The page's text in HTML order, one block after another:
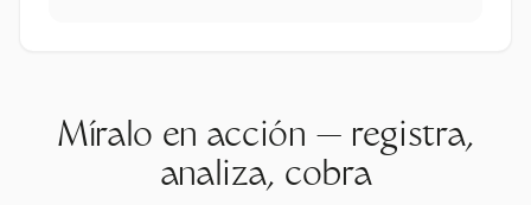
Míralo en acción — registra,
analiza, cobra